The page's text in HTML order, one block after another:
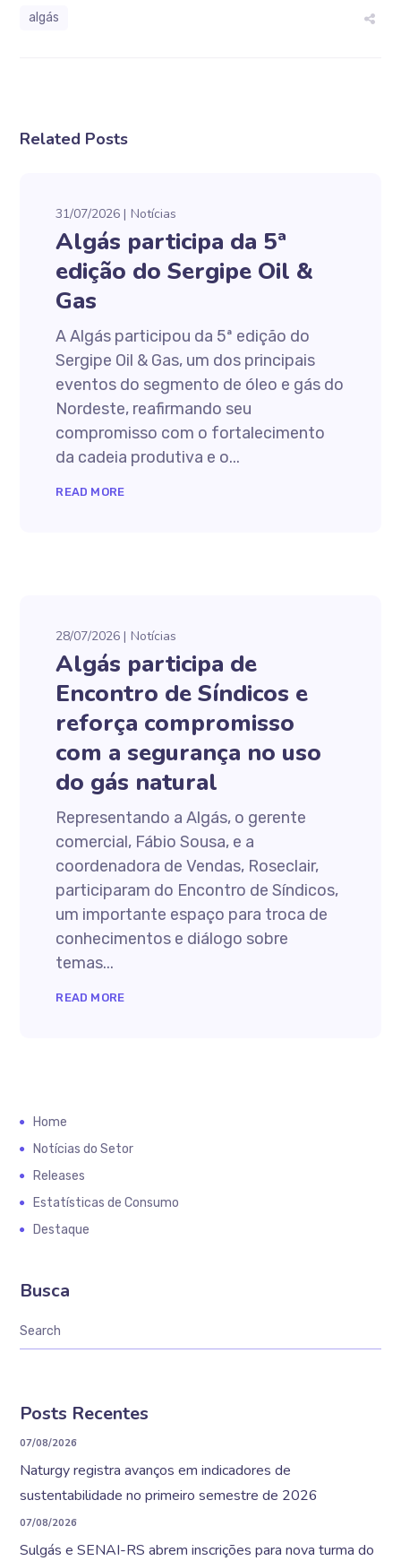
algás
Related Posts
31/07/2026 Notícias
Algás participa da 5ª
edição do Sergipe Oil &
Gas
A Algás participou da 5ª edição do
Sergipe Oil & Gas, um dos principais
eventos do segmento de óleo e gás do
Nordeste, reafirmando seu
compromisso com o fortalecimento
da cadeia produtiva e o...
READ MORE
28/07/2026 Notícias
Algás participa de
Encontro de Síndicos e
reforça compromisso
com a segurança no uso
do gás natural
Representando a Algás, o gerente
comercial, Fábio Sousa, e a
coordenadora de Vendas, Roseclair,
participaram do Encontro de Síndicos,
um importante espaço para troca de
conhecimentos e diálogo sobre
temas...
READ MORE
Home
Notícias do Setor
Releases
Estatísticas de Consumo
Destaque
Busca
Posts Recentes
07/08/2026
Naturgy registra avanços em indicadores de
sustentabilidade no primeiro semestre de 2026
07/08/2026
Sulgás e SENAI-RS abrem inscrições para nova turma do